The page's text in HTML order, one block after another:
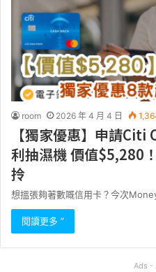
room 2026 年 4 月 4 日
【獨家優惠】申請
利抽濕機 價值$5,280
拎
想搵張夠著數嘅信用卡？今次
閱讀更多 ”
Ads -